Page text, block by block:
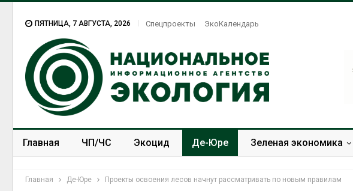
ПЯТНИЦА, 7 АВГУСТА, 2026 Спецпроекты ЭкоКалендарь
Главная ЧП/ЧС Экоцид Де-Юре Зеленая экономика
Главная Де-Юре Проекты освоения лесов начнут рассматривать по новым правилам